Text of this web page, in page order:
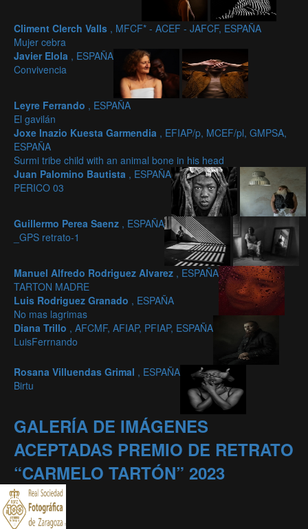
Climent Clerch Valls , MFCF* - ACEF - JAFCF, ESPAÑA
Mujer cebra
Javier Elola , ESPAÑA
Convivencia
Leyre Ferrando , ESPAÑA
El gavilán
Joxe Inazio Kuesta Garmendia , EFIAP/p, MCEF/pl, GMPSA,
ESPAÑA
Surmi tribe child with an animal bone in his head
Juan Palomino Bautista , ESPAÑA
PERICO 03
Guillermo Perea Saenz , ESPAÑA
_GPS retrato-1
Manuel Alfredo Rodriguez Alvarez , ESPAÑA
TARTON MADRE
Luis Rodriguez Granado , ESPAÑA
No mas lagrimas
Diana Trillo , AFCMF, AFIAP, PFIAP, ESPAÑA
LuisFerrnando
Rosana Villuendas Grimal , ESPAÑA
Birtu
GALERÍA DE IMÁGENES
ACEPTADAS PREMIO DE RETRATO
“CARMELO TARTÓN” 2023